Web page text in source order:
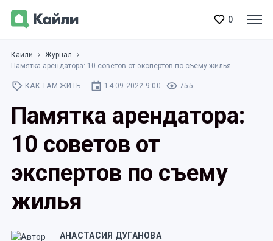
0
Кайли
Журнал
Памятка арендатора: 10 советов от экспертов по съему жилья
КАК ТАМ ЖИТЬ 14.09.2022 9:00 755
Памятка арендатора:
10 советов от
экспертов по съему
жилья
АНАСТАСИЯ ДУГАНОВА